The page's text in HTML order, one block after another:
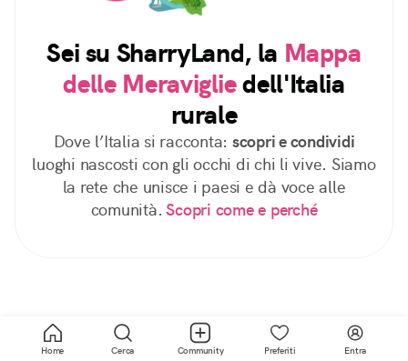
Sei su SharryLand, la Mappa
delle Meravigliedell'Italia
rurale
Dove l’Italia si racconta: scopri e condividi
luoghi nascosti con gli occhi di chi li vive. Siamo
la rete che unisce i paesi e dà voce alle
comunità. Scopri come e perché
Home Cerca Community Preferiti Entra